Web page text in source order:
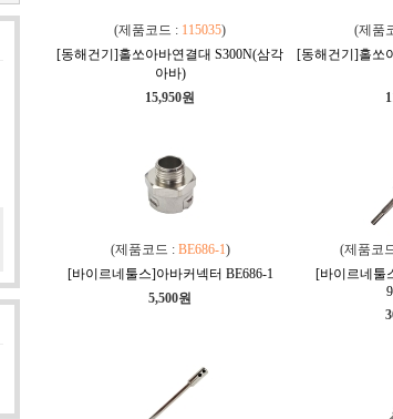
(제품코드 : 115035)
[동해건기]홀쏘아바연결대 S300N(삼각
아바)
15,950원
(제품
[동해건기]홀쏘
(제품코드 : BE686-1)
[바이르네툴스]아바커넥터 BE686-1
5,500원
(제품코
[바이르네툴